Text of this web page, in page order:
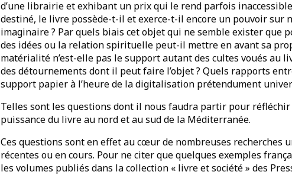
d’une librairie et exhibant un prix qui le rend parfois
destiné, le livre possède-t-il et exerce-t-il encore un pouvoir sur
imaginaire ? Par quels biais cet objet qui ne semble exister que
des idées ou la relation spirituelle peut-il mettre en avant sa
matérialité n’est-elle pas le support autant des cultes voués au
des détournements dont il peut faire l’objet ? Quels rapports
support papier à l’heure de la digitalisation prétendument
Telles sont les questions dont il nous faudra partir pour
puissance du livre au nord et au sud de la Méditerranée.
Ces questions sont en effet au cœur de nombreuses recherches
récentes ou en cours. Pour ne citer que quelques exemples
les volumes publiés dans la collection « livre et société » des